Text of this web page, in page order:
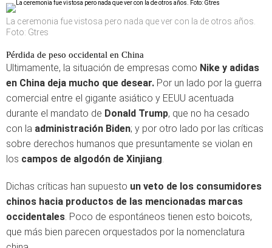
La ceremonia fue vistosa pero nada que ver con la de otros años.
Foto: Gtres
Pérdida de peso occidental en China
Ultimamente, la situación de empresas como Nike y adidas
en China deja mucho que desear. Por un lado por la guerra
comercial entre el gigante asiático y EEUU acentuada
durante el mandato de Donald Trump, que no ha cesado
con la administración Biden; y por otro lado por las críticas
sobre derechos humanos que presuntamente se violan en
los campos de algodón de Xinjiang.
Dichas críticas han supuesto un veto de los consumidores
chinos hacia productos de las mencionadas marcas
occidentales. Poco de espontáneos tienen esto boicots,
que más bien parecen orquestados por la nomenclatura